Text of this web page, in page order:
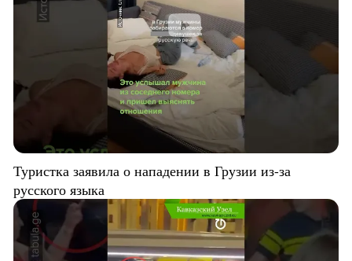
Туристка заявила о нападении в Грузии из-за
русского языка